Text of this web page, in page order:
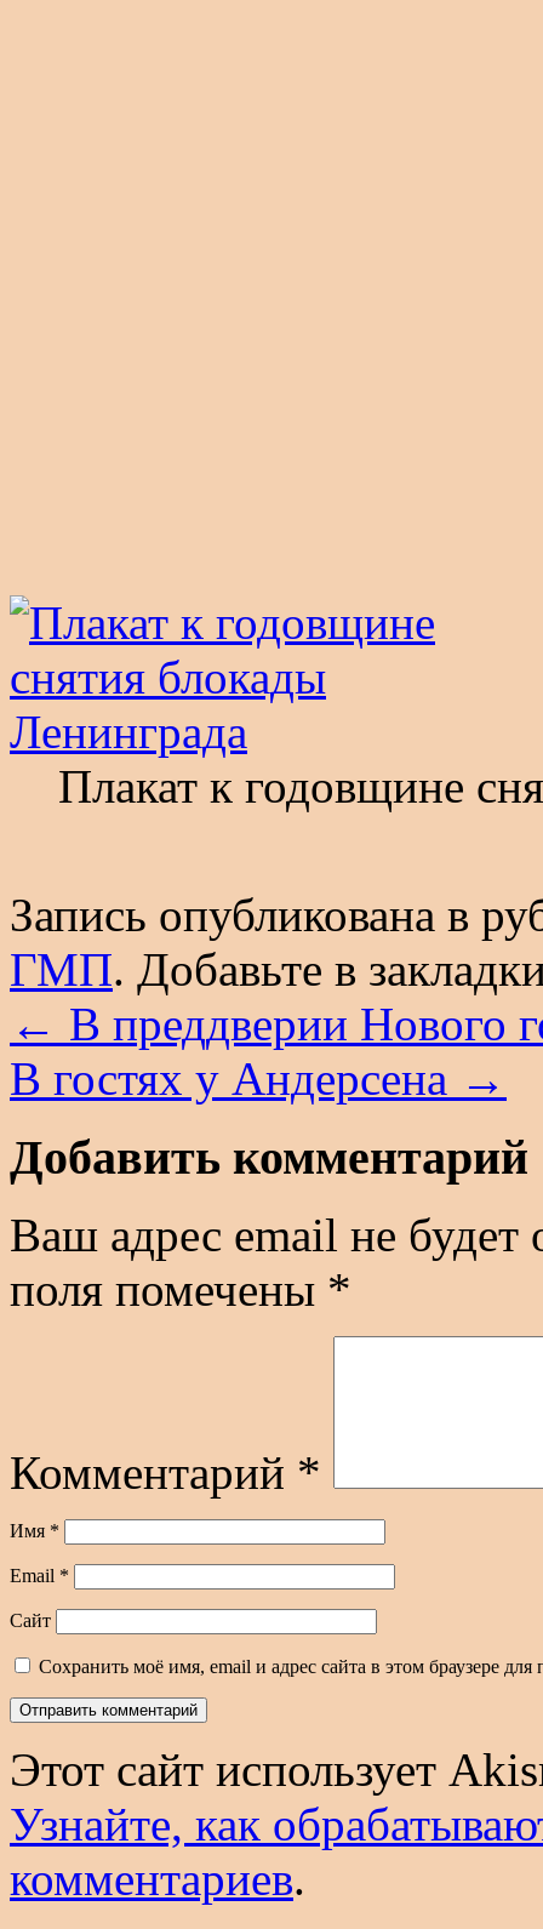
Плакат к годовщине
Запись опубликована в
ГМП. Добавьте в
← В преддверии Нового
В гостях у Андерсена →
Добавить комментарий
Ваш адрес email не будет
поля помечены *
Комментарий *
Имя *
Email *
Сайт
Сохранить моё имя, email и адрес сайта в этом браузере
Этот сайт использует
Узнайте, как
комментариев.